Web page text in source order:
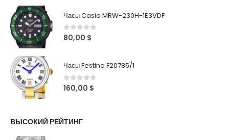
Часы Casio MRW-230H-1E3VDF
0out of 5
80,00 $
Часы Festina F20785/1
0out of 5
160,00 $
ВЫСОКИЙ РЕЙТИНГ